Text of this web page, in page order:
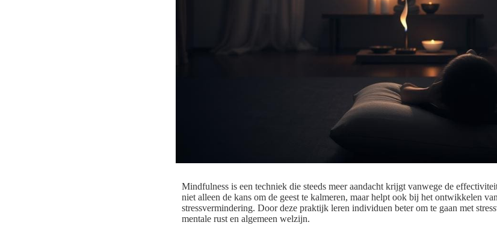
Mindfulness is een techniek die steeds meer aandacht krijgt vanwege de
niet alleen de kans om de geest te kalmeren, maar helpt ook bij het ontwikkelen
stressvermindering. Door deze praktijk leren individuen beter om te gaan met
mentale rust en algemeen welzijn.